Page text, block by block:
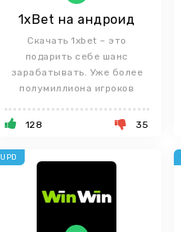
1xBet на андроид
Скачать 1xbet – это
подарить себе шанс
зарабатывать. Уже более
полумиллиона игроков
128
35
UPD